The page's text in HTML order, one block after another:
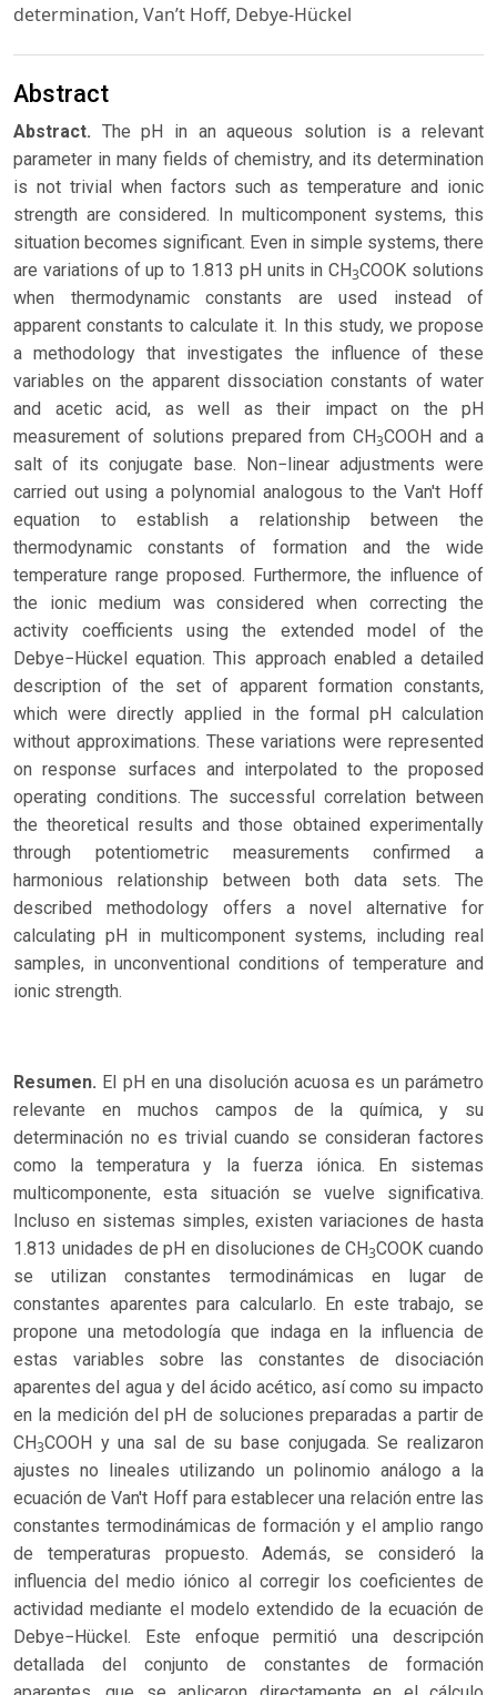
determination, Van’t Hoff, Debye-Hückel
Abstract
Abstract. The pH in an aqueous solution is a relevant
parameter in many fields of chemistry, and its determination
is not trivial when factors such as temperature and ionic
strength are considered. In multicomponent systems, this
situation becomes significant. Even in simple systems, there
are variations of up to 1.813 pH units in CH3COOK solutions
when thermodynamic constants are used instead of
apparent constants to calculate it. In this study, we propose
a methodology that investigates the influence of these
variables on the apparent dissociation constants of water
and acetic acid, as well as their impact on the pH
measurement of solutions prepared from CH3COOH and a
salt of its conjugate base. Non−linear adjustments were
carried out using a polynomial analogous to the Van't Hoff
equation to establish a relationship between the
thermodynamic constants of formation and the wide
temperature range proposed. Furthermore, the influence of
the ionic medium was considered when correcting the
activity coefficients using the extended model of the
Debye−Hückel equation. This approach enabled a detailed
description of the set of apparent formation constants,
which were directly applied in the formal pH calculation
without approximations. These variations were represented
on response surfaces and interpolated to the proposed
operating conditions. The successful correlation between
the theoretical results and those obtained experimentally
through potentiometric measurements confirmed a
harmonious relationship between both data sets. The
described methodology offers a novel alternative for
calculating pH in multicomponent systems, including real
samples, in unconventional conditions of temperature and
ionic strength.
Resumen. El pH en una disolución acuosa es un parámetro
relevante en muchos campos de la química, y su
determinación no es trivial cuando se consideran factores
como la temperatura y la fuerza iónica. En sistemas
multicomponente, esta situación se vuelve significativa.
Incluso en sistemas simples, existen variaciones de hasta
1.813 unidades de pH en disoluciones de CH3COOK cuando
se utilizan constantes termodinámicas en lugar de
constantes aparentes para calcularlo. En este trabajo, se
propone una metodología que indaga en la influencia de
estas variables sobre las constantes de disociación
aparentes del agua y del ácido acético, así como su impacto
en la medición del pH de soluciones preparadas a partir de
CH3COOH y una sal de su base conjugada. Se realizaron
ajustes no lineales utilizando un polinomio análogo a la
ecuación de Van't Hoff para establecer una relación entre las
constantes termodinámicas de formación y el amplio rango
de temperaturas propuesto. Además, se consideró la
influencia del medio iónico al corregir los coeficientes de
actividad mediante el modelo extendido de la ecuación de
Debye−Hückel. Este enfoque permitió una descripción
detallada del conjunto de constantes de formación